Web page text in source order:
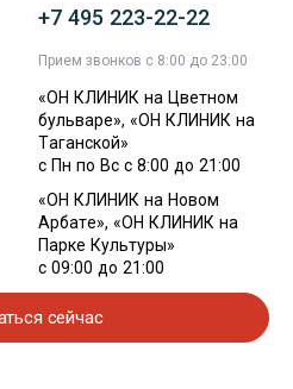
+7 495 223-22-22
Прием звонков с 8:00 до 23:00
«ОН КЛИНИК на Цветном
бульваре», «ОН КЛИНИК на
Таганской»
с Пн по Вс с 8:00 до 21:00
«ОН КЛИНИК на Новом
Арбате», «ОН КЛИНИК на
Парке Культуры»
с 09:00 до 21:00
сейчас